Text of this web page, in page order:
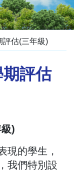
評估(三年級)
評估
)
現的學生，
我們特別設